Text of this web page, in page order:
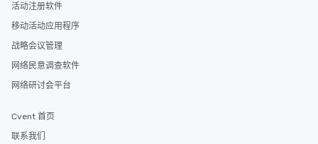
活动注册软件
移动活动应用程序
战略会议管理
网络民意调查软件
网络研讨会平台
Cvent 首页
联系我们